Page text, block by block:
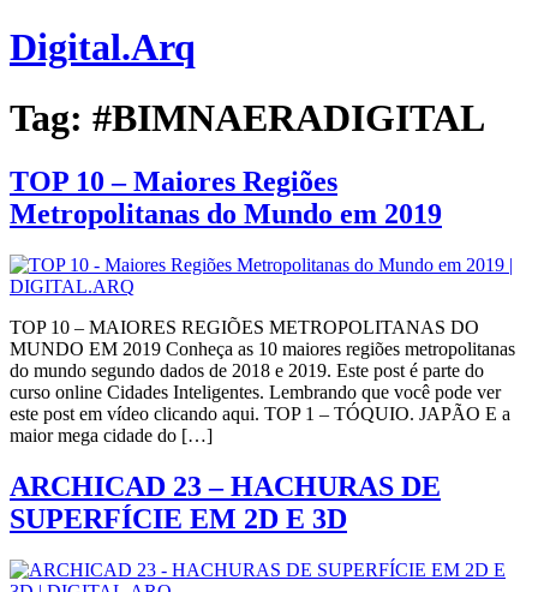
Digital.Arq
Tag: #BIMNAERADIGITAL
TOP 10 – Maiores Regiões
Metropolitanas do Mundo em 2019
TOP 10 – MAIORES REGIÕES METROPOLITANAS DO
MUNDO EM 2019 Conheça as 10 maiores regiões metropolitanas
do mundo segundo dados de 2018 e 2019. Este post é parte do
curso online Cidades Inteligentes. Lembrando que você pode ver
este post em vídeo clicando aqui. TOP 1 – TÓQUIO. JAPÃO E a
maior mega cidade do […]
ARCHICAD 23 – HACHURAS DE
SUPERFÍCIE EM 2D E 3D